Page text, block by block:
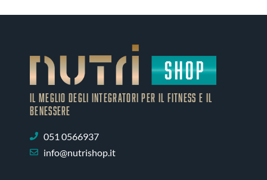
IL MEGLIO DEGLI Integratori PER IL FITNESS E IL
BENESSERE
051 0566937
info@nutrishop.it